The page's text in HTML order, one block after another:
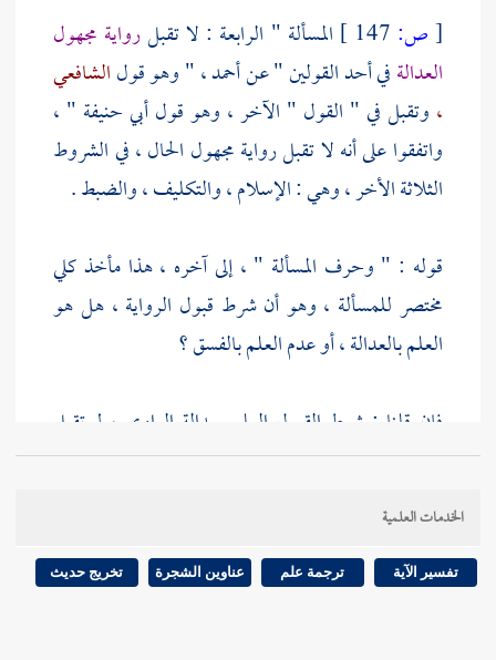
[ص: المسألة " الرابعة : لا تقبلرواية مجهول
العدالةفي أحد القولين " عنأحمد ،" وهو قولالشافعي
، وتقبل في " القول " الآخر ، وهو قولأبي حنيفة " ،
واتفقوا على أنه لا تقبل رواية مجهول الحال ، في الشروط
الثلاثة الأخر ، وهي : الإسلام ، والتكليف ، والضبط .
قوله : " وحرف المسألة " ، إلى آخره ، هذا مأخذ كلي
مختصر للمسألة ، وهو أن شرط قبول الرواية ، هل هو
العلم بالعدالة ، أو عدم العلم بالفسق ؟
فإن قلنا : شرط القبول العلم بعدالة الراوي ، لم تقبل
رواية المجهول ؛ لأن عدالته غير معلومة ، وهو معنى قوله
: فلا تقبل للجهل بها .
وإن قلنا : شرط القبول عدم العلم بالفسق ، قبلت رواية
الخدمات العلمية
تفسير الآية ترجمة علم عناوين الشجرة تخريج حديث